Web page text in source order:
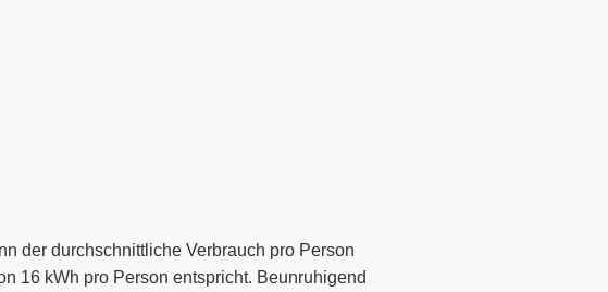
der durchschnittliche Verbrauch pro Person
16 kWh pro Person entspricht. Beunruhigend